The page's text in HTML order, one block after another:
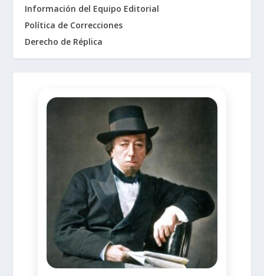
Información del Equipo Editorial
Política de Correcciones
Derecho de Réplica